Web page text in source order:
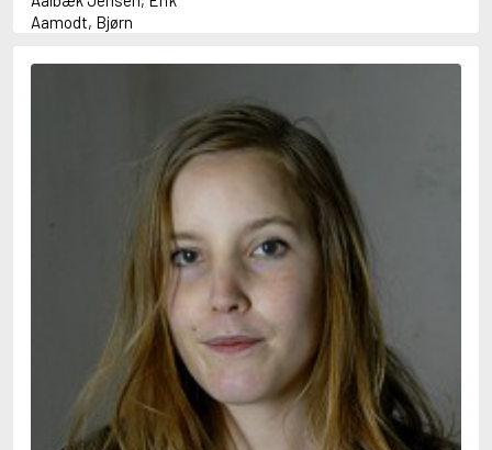
Aamodt, Bjørn
Abbey, Kieran
Abdel-Fattah, Randa
Abgarjan, Narine
Abrahams, Peter (f. 1919)
Abrahams, Peter (f. 1947)
Abrahamson, Emmy
Abse, Dannie
Abu-Jaber, Diana
Abulhawa, Susan